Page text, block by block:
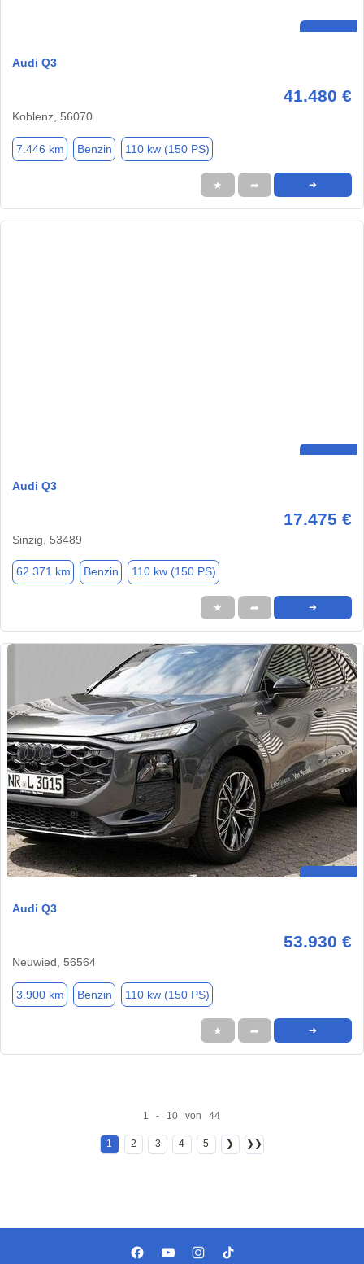
Audi Q3
41.480 €
Koblenz, 56070
7.446 km Benzin 110 kw (150 PS)
★ ➦ ➜
Audi Q3
17.475 €
Sinzig, 53489
62.371 km Benzin 110 kw (150 PS)
★ ➦ ➜
Audi Q3
53.930 €
Neuwied, 56564
3.900 km Benzin 110 kw (150 PS)
★ ➦ ➜
1 - 10 von 44
1 2 3 4 5 ❯ ❯❯